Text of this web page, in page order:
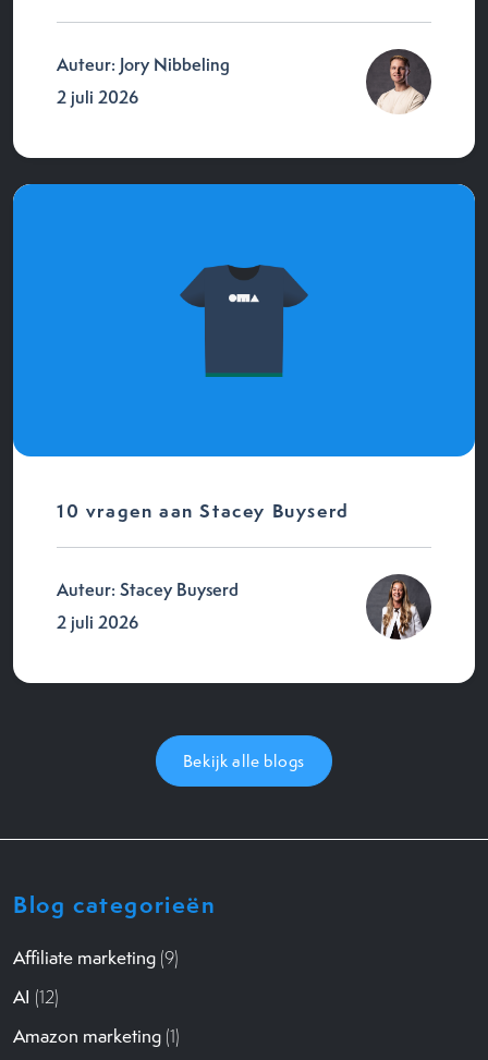
Auteur: Jory Nibbeling
2 juli 2026
10 vragen aan Stacey Buyserd
Auteur: Stacey Buyserd
2 juli 2026
Bekijk alle blogs
Blog categorieën
Affiliate marketing (9)
AI (12)
Amazon marketing (1)